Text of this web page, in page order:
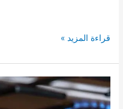
افضل
شركة
صيانة
افران
بنجران
قراءة المزيد »